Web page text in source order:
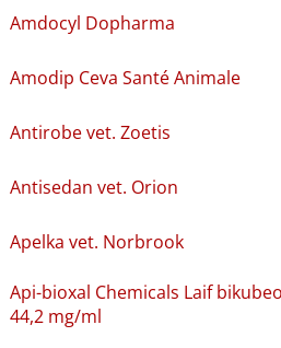
Amdocyl Dopharma
Amodip Ceva Santé Animale
Antirobe vet. Zoetis
Antisedan vet. Orion
Apelka vet. Norbrook
Api-bioxal Chemicals Laif
44,2 mg/ml